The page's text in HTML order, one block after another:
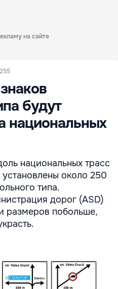
на сайте
будут
национальных
национальных трасс
около 250
типа.
дорог (ASD)
размеров побольше,